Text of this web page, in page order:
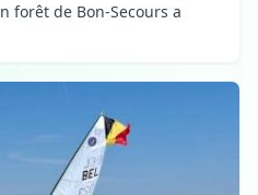
forêt de Bon-Secours a